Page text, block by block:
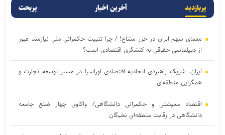
پربازدید آخرین اخبار پربحث
معمای سهم ایران در خزر مشاع! / چرا تثبیت حکمرانی ملی نیازمند عبور
از دیپلماسی حقوقی به کنشگری اقتصادی است؟
ایران، شریک راهبردی اتحادیه اقتصادی اوراسیا در مسیر توسعه تجارت و
همگرایی منطقه‌ای
اقتصاد معیشتی و حکمرانی دانشگاهی/ واکاوی چهار ضلع جامعه
دانشگاهی در رقابت منطقه‌ای نخبگان